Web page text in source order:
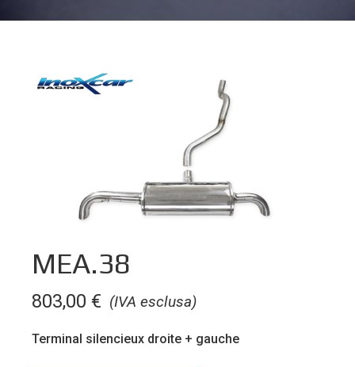
MEA.38
(IVA esclusa)
803,00 €
Terminal silencieux droite + gauche